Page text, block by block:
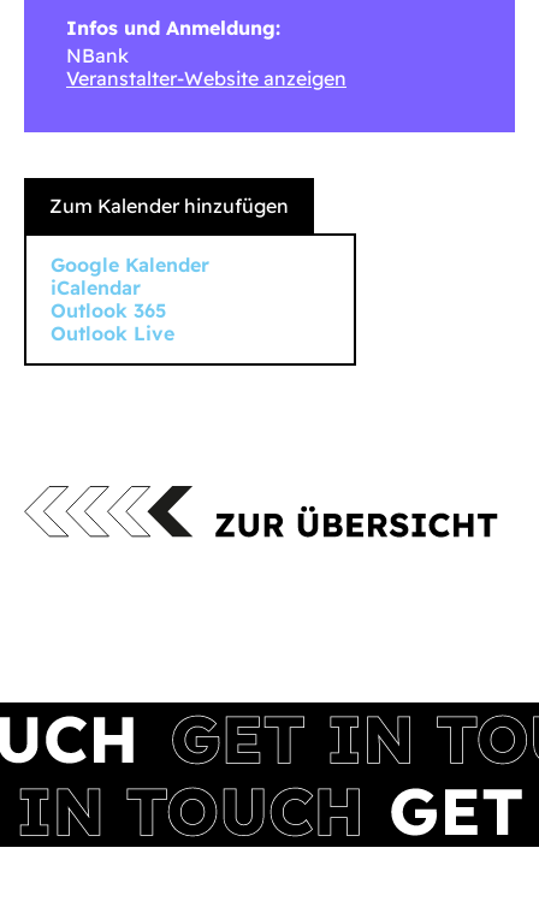
Infos und Anmeldung:
NBank
Veranstalter-Website anzeigen
Zum Kalender hinzufügen
Google Kalender
iCalendar
Outlook 365
Outlook Live